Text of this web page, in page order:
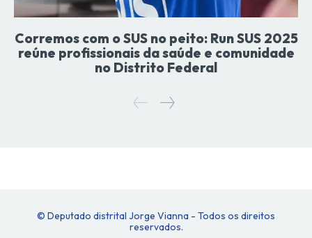
Corremos com o SUS no peito: Run SUS 2025
reúne profissionais da saúde e comunidade
no Distrito Federal
© Deputado distrital Jorge Vianna - Todos os direitos
reservados.